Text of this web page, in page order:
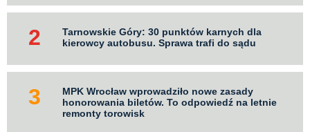
Tarnowskie Góry: 30 punktów karnych dla
kierowcy autobusu. Sprawa trafi do sądu
MPK Wrocław wprowadziło nowe zasady
honorowania biletów. To odpowiedź na letnie
remonty torowisk